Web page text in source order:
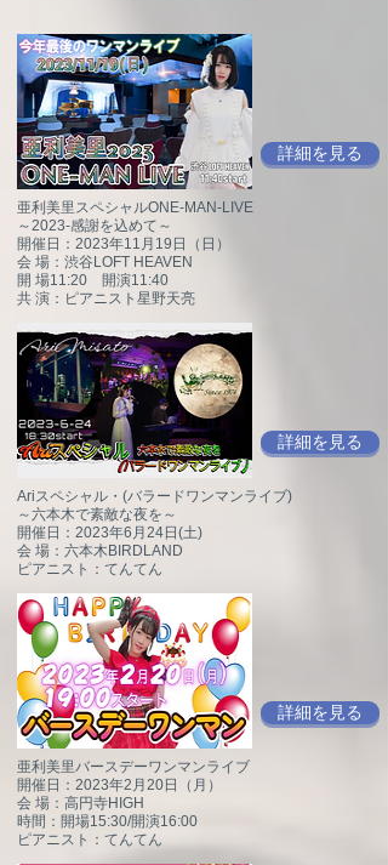
詳細を見る
亜利美里スペシャルONE-MAN-LIVE
～2023-感謝を込めて～
開催日：2023年11月19日（日）
会 場：渋谷LOFT HEAVEN
開 場11:20 開演11:40
共 演：ピアニスト星野天亮
詳細を見る
Ariスペシャル・(バラードワンマンライブ)
～六本木で素敵な夜を～
開催日：2023年6月24日(土)
会 場：六本木BIRDLAND
ピアニスト：てんてん
詳細を見る
亜利美里バースデーワンマンライブ
開催日：2023年2月20日（月）
会 場：高円寺HIGH
時間：開場15:30/開演16:00
ピアニスト：てんてん